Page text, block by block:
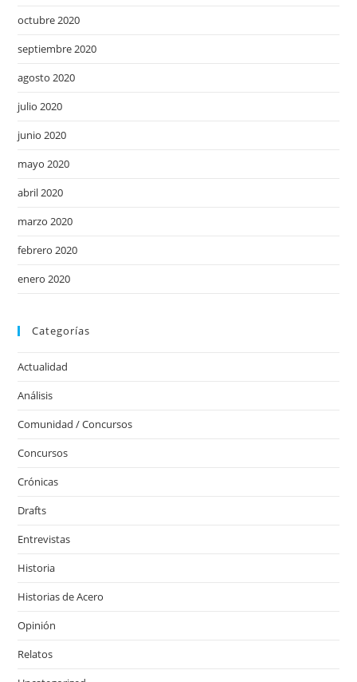
octubre 2020
septiembre 2020
agosto 2020
julio 2020
junio 2020
mayo 2020
abril 2020
marzo 2020
febrero 2020
enero 2020
Categorías
Actualidad
Análisis
Comunidad / Concursos
Concursos
Crónicas
Drafts
Entrevistas
Historia
Historias de Acero
Opinión
Relatos